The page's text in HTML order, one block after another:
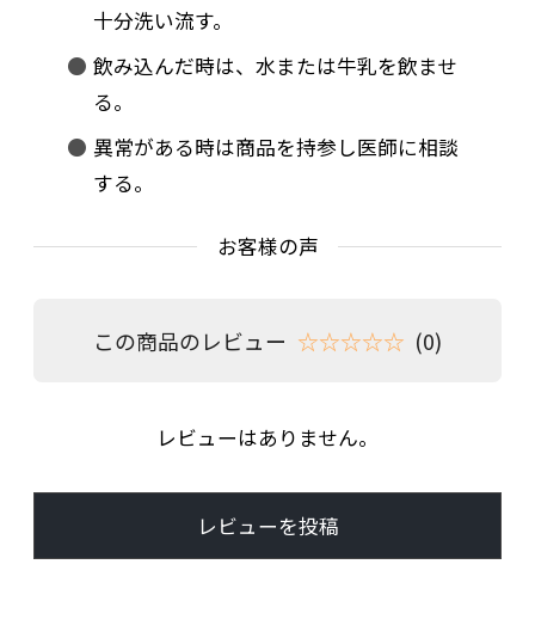
十分洗い流す。
飲み込んだ時は、水または牛乳を飲ませ
る。
異常がある時は商品を持参し医師に相談
する。
お客様の声
この商品のレビュー ☆☆☆☆☆ (0)
レビューはありません。
レビューを投稿